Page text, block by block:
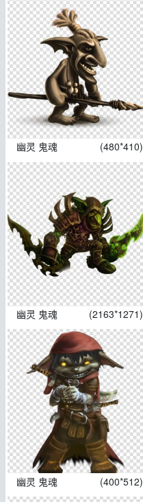
幽灵 鬼魂 (480*410)
幽灵 鬼魂 (2163*1271)
幽灵 鬼魂 (400*512)